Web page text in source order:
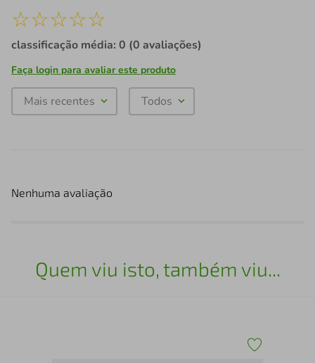
☆☆☆☆☆
classificação média: 0 (0 avaliações)
Faça login para avaliar este produto
Mais recentes Todos
Nenhuma avaliação
Quem viu isto, também viu...